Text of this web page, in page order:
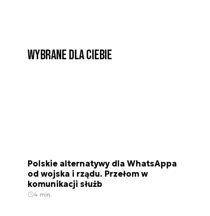
Wybrane dla Ciebie
Polskie alternatywy dla WhatsAppa
od wojska i rządu. Przełom w
komunikacji służb
4 min.